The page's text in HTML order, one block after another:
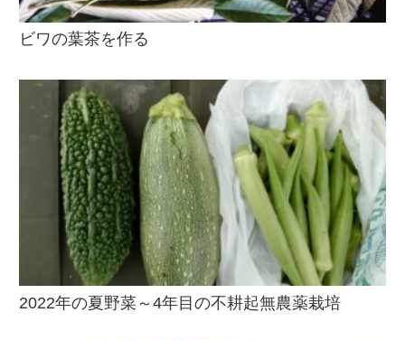
ビワの葉茶を作る
2022年の夏野菜～4年目の不耕起無農薬栽培